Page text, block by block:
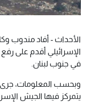
الإسرائيلي أقدم على
في جنوب لبنان.
وبحسب المعلومات، جرى
يتمركز فيها الجيش